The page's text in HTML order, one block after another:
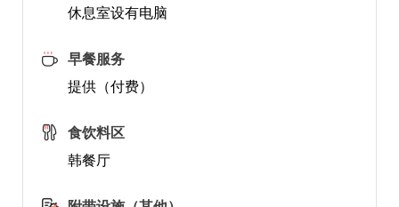
休息室设有电脑
早餐服务
提供（付费）
食饮料区
韩餐厅